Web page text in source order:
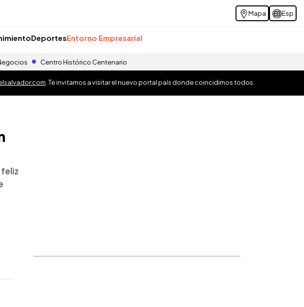
Mapa Esp
DeportesEntorno Empresarial
Centro Histórico Centenario
. Te invitamos a visitar el nuevo portal país donde coincidimos todos.